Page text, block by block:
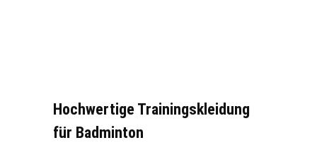
Hochwertige Trainingskleidung
für Badminton